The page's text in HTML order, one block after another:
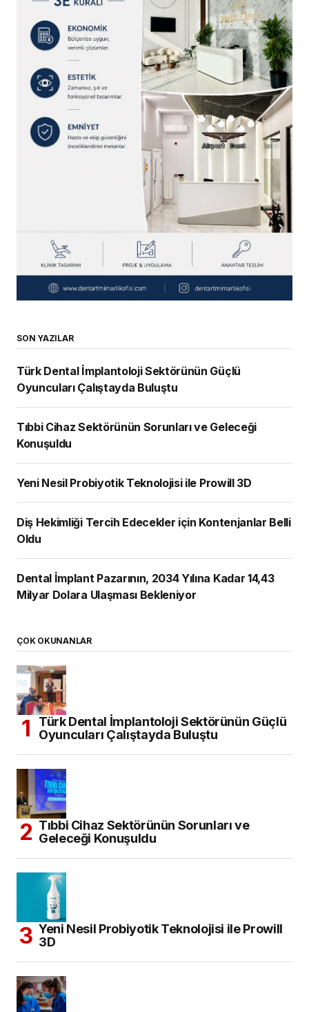
SON YAZILAR
Türk Dental İmplantoloji Sektörünün Güçlü
Oyuncuları Çalıştayda Buluştu
Tıbbi Cihaz Sektörünün Sorunları ve Geleceği
Konuşuldu
Yeni Nesil Probiyotik Teknolojisi ile Prowill 3D
Diş Hekimliği Tercih Edecekler için Kontenjanlar Belli
Oldu
Dental İmplant Pazarının, 2034 Yılına Kadar 14,43
Milyar Dolara Ulaşması Bekleniyor
ÇOK OKUNANLAR
Türk Dental İmplantoloji Sektörünün Güçlü
Oyuncuları Çalıştayda Buluştu
Tıbbi Cihaz Sektörünün Sorunları ve
Geleceği Konuşuldu
Yeni Nesil Probiyotik Teknolojisi ile Prowill
3D